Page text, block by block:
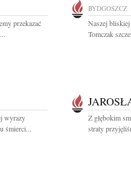
przekazać
BYDGOSZCZ
Naszej
Tomczak
wyrazy
śmierci...
Z głębokim
straty